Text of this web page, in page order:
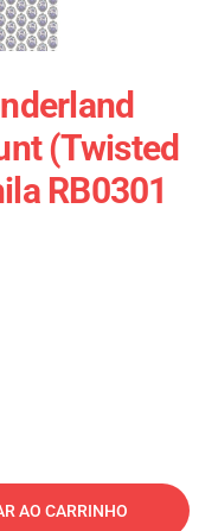
(Twisted
RB0301
AO CARRINHO